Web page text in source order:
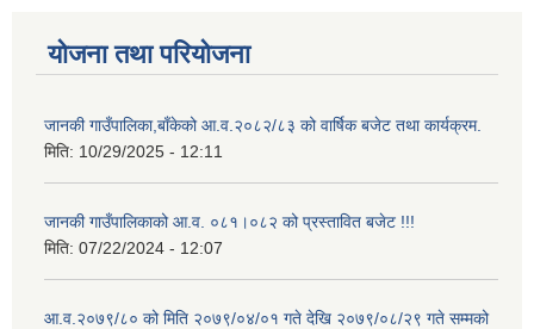
योजना तथा परियोजना
जानकी गाउँपालिका,बाँकेको आ.व.२०८२/८३ को वार्षिक बजेट तथा कार्यक्रम.
मिति: 10/29/2025 - 12:11
जानकी गाउँपालिकाको आ.व. ०८१।०८२ को प्रस्तावित बजेट !!!
मिति: 07/22/2024 - 12:07
आ.व.२०७९/८० को मिति २०७९/०४/०१ गते देखि २०७९/०८/२९ गते सम्मको